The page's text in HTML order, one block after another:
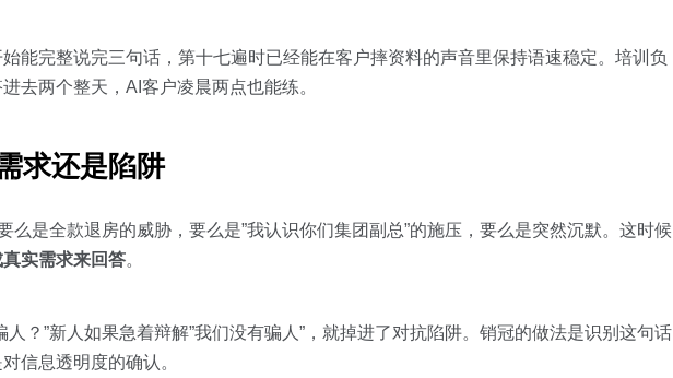
能完整说完三句话，第十七遍时已经能在客户摔资料的声音里保持语速稳定。培训负
去两个整天，AI客户凌晨两点也能练。
求还是陷阱
么是全款退房的威胁，要么是”我认识你们集团副总”的施压，要么是突然沉默。这时候
实需求来回答。
？”新人如果急着辩解”我们没有骗人”，就掉进了对抗陷阱。销冠的做法是识别这句话
对信息透明度的确认。